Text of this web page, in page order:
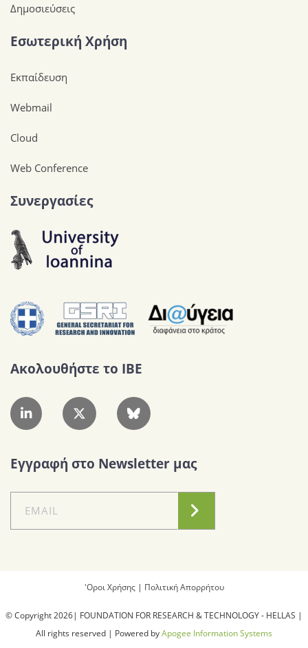
Δημοσιεύσεις
Εσωτερική Χρήση
Εκπαίδευση
Webmail
Cloud
Web Conference
Συνεργασίες
Ακολουθήστε το IBE
Εγγραφή στο Newsletter μας
© Copyright 2026| FOUNDATION FOR RESEARCH & TECHNOLOGY - HELLAS |
All rights reserved | Powered byApogee Information Systems
'Οροι Χρήσης| Πολιτική Απορρήτου